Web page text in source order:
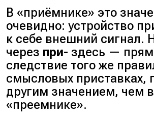
В «приёмнике» это
очевидно: устройство
к себе внешний сигнал.
через при- здесь —
следствие того же
смысловых приставках,
другим значением, чем в
«преемнике».